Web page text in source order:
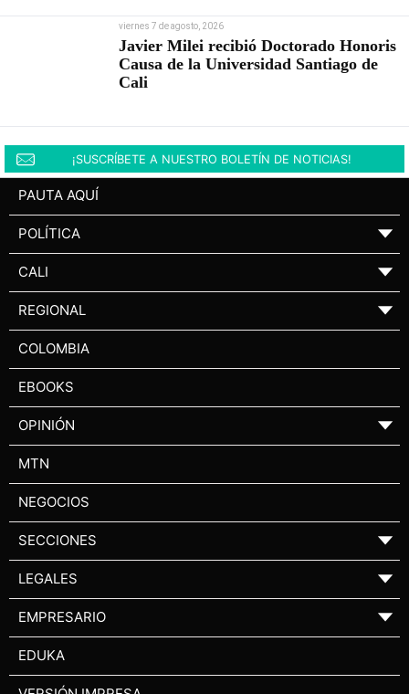
viernes 7 de agosto, 2026
Javier Milei recibió Doctorado Honoris
Causa de la Universidad Santiago de
Cali
¡SUSCRÍBETE A NUESTRO BOLETÍN DE NOTICIAS!
PAUTA AQUÍ
POLÍTICA ▼
CALI ▼
REGIONAL ▼
COLOMBIA
EBOOKS
OPINIÓN ▼
MTN
NEGOCIOS
SECCIONES ▼
LEGALES ▼
EMPRESARIO ▼
EDUKA